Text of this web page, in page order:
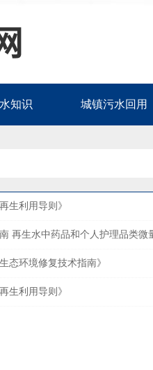
知识 城镇污水回用
生利用导则》
南 再生水中药品和个人护理品类微
态环境修复技术指南》
生利用导则》